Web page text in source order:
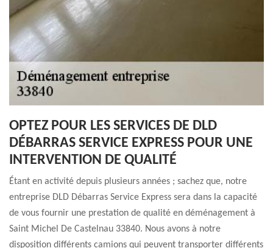
OPTEZ POUR LES SERVICES DE DLD
DÉBARRAS SERVICE EXPRESS POUR UNE
INTERVENTION DE QUALITÉ
Étant en activité depuis plusieurs années ; sachez que, notre
entreprise DLD Débarras Service Express sera dans la capacité
de vous fournir une prestation de qualité en déménagement à
Saint Michel De Castelnau 33840. Nous avons à notre
disposition différents camions qui peuvent transporter différents